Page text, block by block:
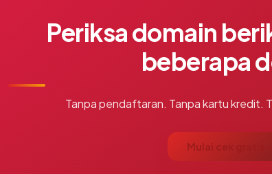
Periksa domain
beberapa
Tanpa pendaftaran. Tanpa kartu kredit.
Mulai cek gratis →